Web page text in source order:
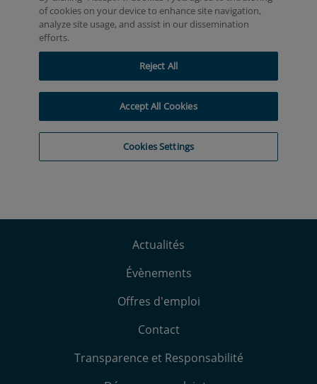
Actualités
Évènements
Offres d'emploi
Contact
Transparence et Responsabilité